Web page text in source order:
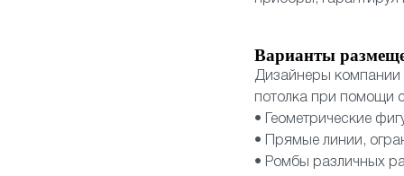
Варианты
Дизайнеры компании
потолка при помощи
• Геометрические
• Прямые линии,
• Ромбы различных